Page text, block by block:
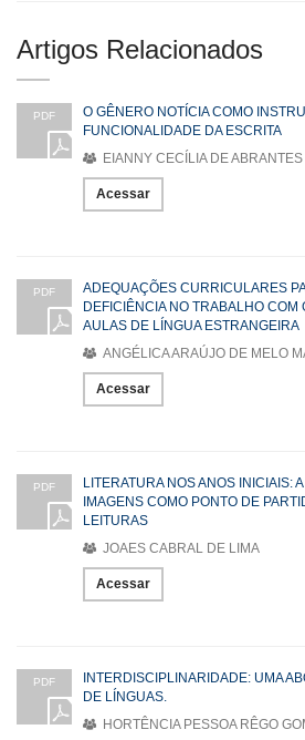
Artigos Relacionados
PDF
O GÊNERO NOTÍCIA COMO
FUNCIONALIDADE DA ESCRITA
EIANNY CECÍLIA DE
Acessar
PDF
ADEQUAÇÕES CURRICULARES
DEFICIÊNCIA NO TRABALHO COM
AULAS DE LÍNGUA ESTRANGEIRA
ANGÉLICA ARAÚJO DE MELO
Acessar
PDF
LITERATURA NOS ANOS INICIAIS:
IMAGENS COMO PONTO DE
LEITURAS
JOAES CABRAL DE LIMA
Acessar
PDF
INTERDISCIPLINARIDADE: UMA
DE LÍNGUAS.
HORTÊNCIA PESSOA RÊGO